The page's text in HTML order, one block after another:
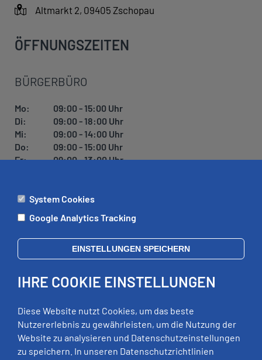
Altmarkt 2, 09405 Zschopau
ÖFFNUNGSZEITEN
BÜRGERBÜRO
Mo:
09:00 - 15:00 Uhr
Di:
09:00 - 18:00 Uhr
Mi:
09:00 - 14:00 Uhr
Do:
09:00 - 15:00 Uhr
Fr:
09:00 - 13:00 Uhr
ÄMTER
Di:
09:00 - 12:00 Uhr, 13:00 - 18:00 Uhr
Mi:
geschlossen
Fr:
09:00 - 12:00 Uhr
RECHTLICHES
System Cookies
Google Analytics Tracking
EINSTELLUNGEN SPEICHERN
IHRE COOKIE EINSTELLUNGEN
Diese Website nutzt Cookies, um das beste
Nutzererlebnis zu gewährleisten, um die Nutzung der
Website zu analysieren und Datenschutzeinstellungen
zu speichern. In unseren Datenschutzrichtlinien